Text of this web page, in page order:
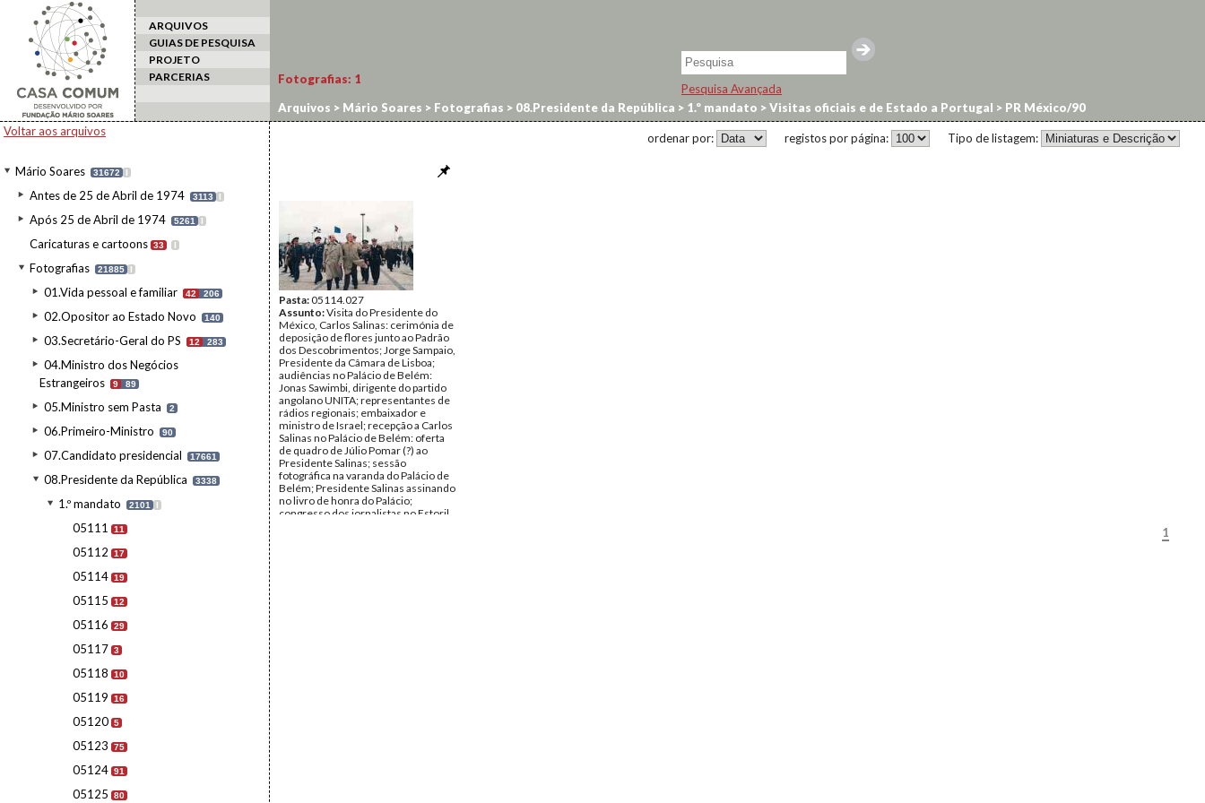
ARQUIVOS
GUIAS DE PESQUISA
PROJETO
PARCERIAS
Pesquisa Avançada
Voltar aos arquivos
Mário Soares 31672 I
Antes de 25 de Abril de 1974 3113 I
Após 25 de Abril de 1974 5261 I
Caricaturas e cartoons 33 I
Fotografias 21885 I
01.Vida pessoal e familiar 42 206
02.Opositor ao Estado Novo 140
03.Secretário-Geral do PS 12 283
04.Ministro dos Negócios
Estrangeiros
9 89
05.Ministro sem Pasta 2
06.Primeiro-Ministro 90
07.Candidato presidencial 17661
08.Presidente da República 3338
1.º mandato 2101 I
05111 11
05112 17
05114 19
05115 12
05116 29
05117 3
05118 10
05119 16
05120 5
05123 75
05124 91
05125 80
Fotografias: 1
Arquivos > Mário Soares > Fotografias > 08.Presidente da República > 1.º mandato >Visitas oficiais e de Estado a Portugal > PR México/90
Tipo de listagem:
registos por página:
ordenar por:
Pasta:05114.027
Assunto:Visita do Presidente do
México, Carlos Salinas: cerimónia de
deposição de flores junto ao Padrão
dos Descobrimentos; Jorge Sampaio,
Presidente da Câmara de Lisboa;
audiências no Palácio de Belém:
Jonas Sawimbi, dirigente do partido
angolano UNITA; representantes de
rádios regionais; embaixador e
ministro de Israel; recepção a Carlos
Salinas no Palácio de Belém: oferta
de quadro de Júlio Pomar (?) ao
Presidente Salinas; sessão
fotográfica na varanda do Palácio de
Belém; Presidente Salinas assinando
no livro de honra do Palácio;
congresso dos jornalistas no Estoril
1